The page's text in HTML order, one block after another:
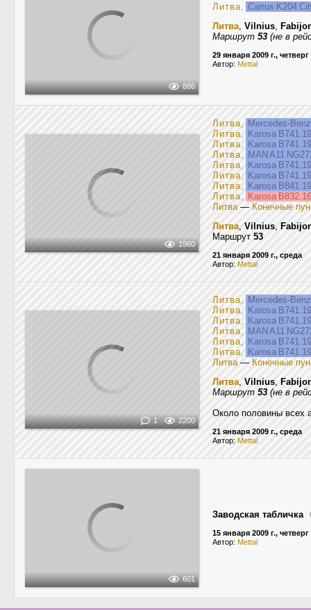
886
Литва, Carrus K204
Литва, Vilnius,
Маршрут 53 (не в
29 января 2009 г., четверг
Автор: Mettal
1960
Литва, Mercedes-
Литва, Karosa
Литва, Karosa
Литва, MAN A11
Литва, Karosa
Литва, Karosa
Литва, Karosa
Литва, Karosa
Литва— Конечные
Литва, Vilnius,
Маршрут 53
21 января 2009 г., среда
Автор: Mettal
1 2200
Литва, Mercedes-
Литва, Karosa
Литва, Karosa
Литва, MAN A11
Литва, Karosa
Литва, Karosa
Литва— Конечные
Литва, Vilnius,
Маршрут 53 (не в
Около половины всех
21 января 2009 г., среда
Автор: Mettal
601
Заводская табличка
15 января 2009 г., четверг
Автор: Mettal